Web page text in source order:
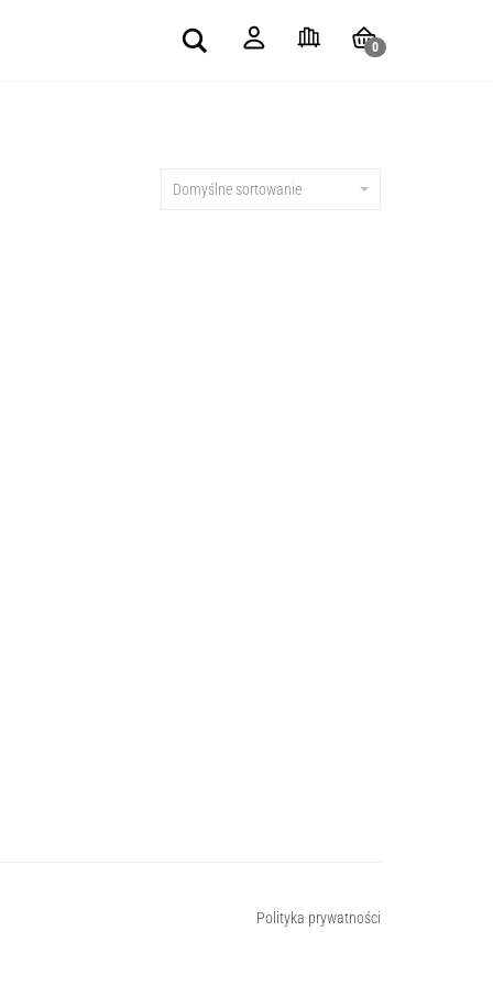
Search
0
Domyślne sortowanie
Polityka prywatności